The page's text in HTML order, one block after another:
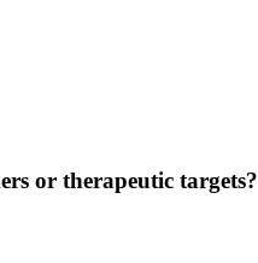
or therapeutic targets?